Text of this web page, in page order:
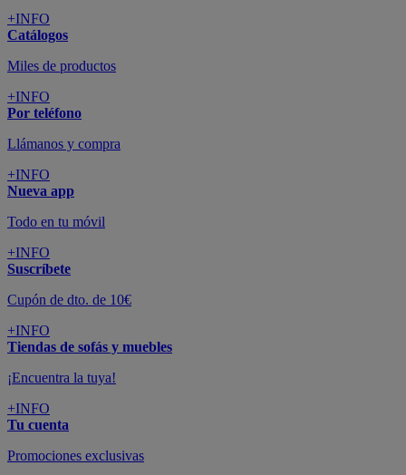
+INFO
Catálogos
Miles de productos
+INFO
Por teléfono
Llámanos y compra
+INFO
Nueva app
Todo en tu móvil
+INFO
Suscríbete
Cupón de dto. de 10€
+INFO
Tiendas de sofás y muebles
¡Encuentra la tuya!
+INFO
Tu cuenta
Promociones exclusivas